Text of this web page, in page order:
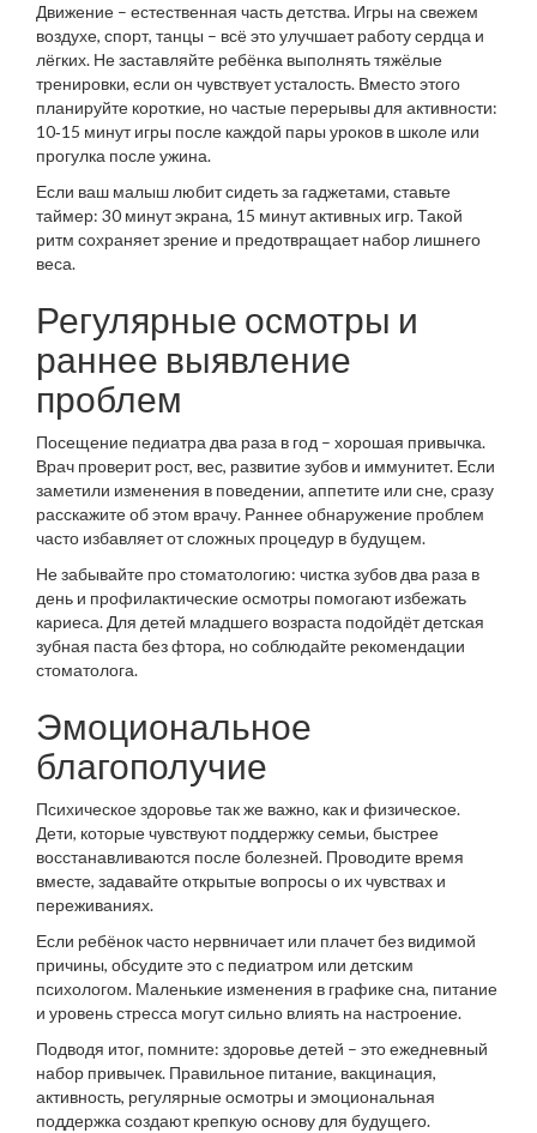
Движение – естественная часть детства. Игры на свежем
воздухе, спорт, танцы – всё это улучшает работу сердца и
лёгких. Не заставляйте ребёнка выполнять тяжёлые
тренировки, если он чувствует усталость. Вместо этого
планируйте короткие, но частые перерывы для активности:
10‑15 минут игры после каждой пары уроков в школе или
прогулка после ужина.
Если ваш малыш любит сидеть за гаджетами, ставьте
таймер: 30 минут экрана, 15 минут активных игр. Такой
ритм сохраняет зрение и предотвращает набор лишнего
веса.
Регулярные осмотры и
раннее выявление
проблем
Посещение педиатра два раза в год – хорошая привычка.
Врач проверит рост, вес, развитие зубов и иммунитет. Если
заметили изменения в поведении, аппетите или сне, сразу
расскажите об этом врачу. Раннее обнаружение проблем
часто избавляет от сложных процедур в будущем.
Не забывайте про стоматологию: чистка зубов два раза в
день и профилактические осмотры помогают избежать
кариеса. Для детей младшего возраста подойдёт детская
зубная паста без фтора, но соблюдайте рекомендации
стоматолога.
Эмоциональное
благополучие
Психическое здоровье так же важно, как и физическое.
Дети, которые чувствуют поддержку семьи, быстрее
восстанавливаются после болезней. Проводите время
вместе, задавайте открытые вопросы о их чувствах и
переживаниях.
Если ребёнок часто нервничает или плачет без видимой
причины, обсудите это с педиатром или детским
психологом. Маленькие изменения в графике сна, питание
и уровень стресса могут сильно влиять на настроение.
Подводя итог, помните: здоровье детей – это ежедневный
набор привычек. Правильное питание, вакцинация,
активность, регулярные осмотры и эмоциональная
поддержка создают крепкую основу для будущего.